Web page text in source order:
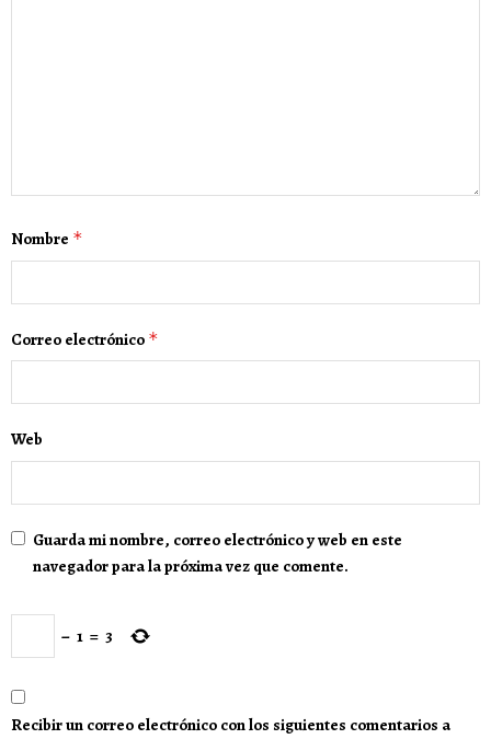
Nombre *
Correo electrónico *
Web
Guarda mi nombre, correo electrónico y web en este
navegador para la próxima vez que comente.
− 1 = 3
Recibir un correo electrónico con los siguientes comentarios a